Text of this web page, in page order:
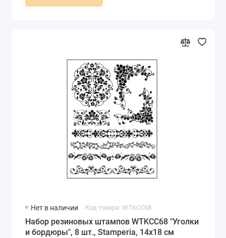
Нет в наличии Код товара: WTKCC68
Набор резиновых штампов WTKCC68 "Уголки
и бордюры", 8 шт., Stamperia, 14х18 см